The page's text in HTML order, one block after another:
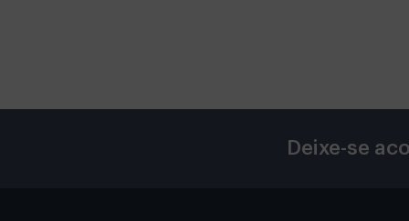
Deixe-se